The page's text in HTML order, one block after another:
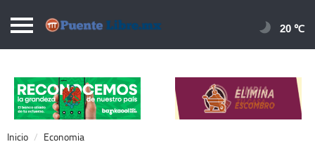
Puentelibre.mx
Local
Nacional
Opinión
20 ℃
Inicio Economia